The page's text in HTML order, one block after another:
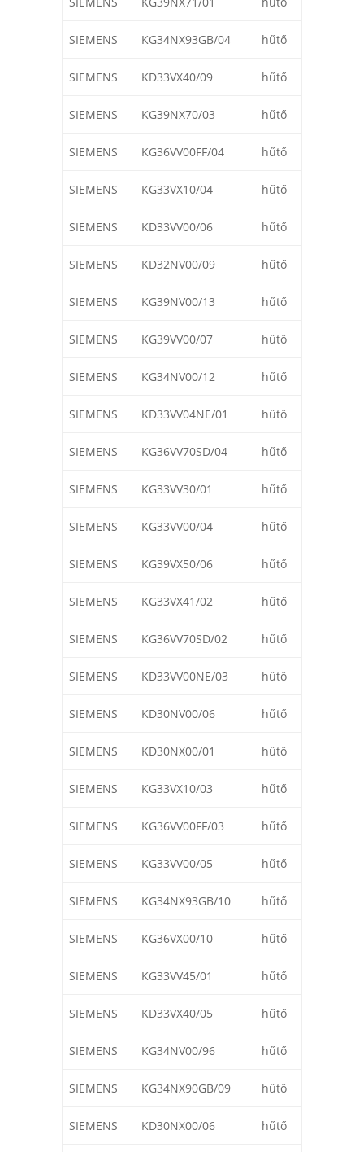
SIEMENS KG34NX93GB/04 hűtő
SIEMENS KD33VX40/09 hűtő
SIEMENS KG39NX70/03 hűtő
SIEMENS KG36VV00FF/04 hűtő
SIEMENS KG33VX10/04 hűtő
SIEMENS KD33VV00/06 hűtő
SIEMENS KD32NV00/09 hűtő
SIEMENS KG39NV00/13 hűtő
SIEMENS KG39VV00/07 hűtő
SIEMENS KG34NV00/12 hűtő
SIEMENS KD33VV04NE/01 hűtő
SIEMENS KG36VV70SD/04 hűtő
SIEMENS KG33VV30/01 hűtő
SIEMENS KG33VV00/04 hűtő
SIEMENS KG39VX50/06 hűtő
SIEMENS KG33VX41/02 hűtő
SIEMENS KG36VV70SD/02 hűtő
SIEMENS KD33VV00NE/03 hűtő
SIEMENS KD30NV00/06 hűtő
SIEMENS KD30NX00/01 hűtő
SIEMENS KG33VX10/03 hűtő
SIEMENS KG36VV00FF/03 hűtő
SIEMENS KG33VV00/05 hűtő
SIEMENS KG34NX93GB/10 hűtő
SIEMENS KG36VX00/10 hűtő
SIEMENS KG33VV45/01 hűtő
SIEMENS KD33VX40/05 hűtő
SIEMENS KG34NV00/96 hűtő
SIEMENS KG34NX90GB/09 hűtő
SIEMENS KD30NX00/06 hűtő